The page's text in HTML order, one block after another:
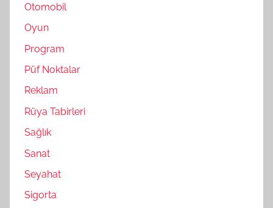
Otomobil
Oyun
Program
Püf Noktalar
Reklam
Rüya Tabirleri
Sağlık
Sanat
Seyahat
Sigorta